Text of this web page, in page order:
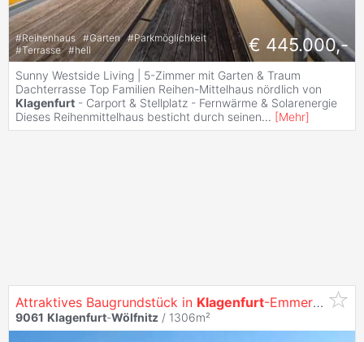
#Reihenhaus #Garten #Parkmöglichkeit
#Terrasse #hell € 445.000,-
Sunny Westside Living | 5-Zimmer mit Garten & Traum
Dachterrasse Top Familien Reihen-Mittelhaus nördlich von
Klagenfurt - Carport & Stellplatz - Fernwärme & Solarenergie
Dieses Reihenmittelhaus besticht durch seinen... [Mehr]
Attraktives Baugrundstück in Klagenfurt-Emmersdorf - ruhige Lage, sonnig, ideal für Ihr Traumhaus!
9061 Klagenfurt-Wölfnitz / 1306m²